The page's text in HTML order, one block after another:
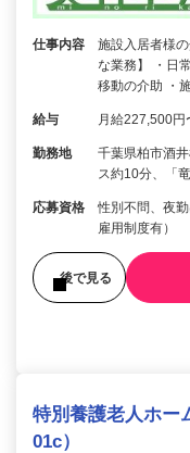
仕事内容
施設入居者様
な業務】 ・日
移動の介助 ・
給与 月給227,500円
勤務地
千葉県柏市酒
ス約10分、「
応募資格
性別不問、夜
雇用制度有）
後で見る
特別養護老人ホー
01c）